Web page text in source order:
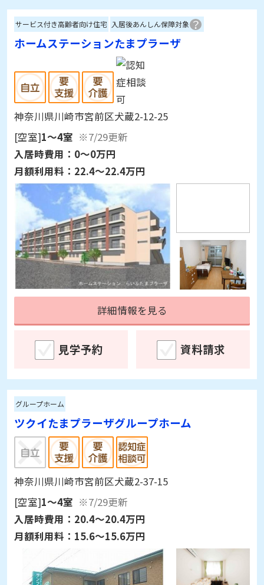
サービス付き高齢者向け住宅 入居後あんしん保障対象
ホームステーションたまプラーザ
神奈川県川崎市宮前区犬蔵2-12-25
[空室]1～4室 ※7/29更新
入居時費用： 0～0万円
月額利用料： 22.4～22.4万円
詳細情報を見る
グループホーム
ツクイたまプラーザグループホーム
神奈川県川崎市宮前区犬蔵2-37-15
[空室]1～4室 ※7/29更新
入居時費用： 20.4～20.4万円
月額利用料： 15.6～15.6万円